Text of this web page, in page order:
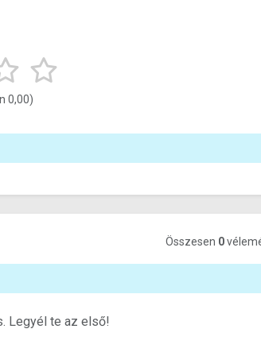
0,00)
Összesen 0
Legyél te az első!